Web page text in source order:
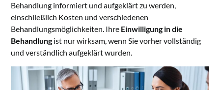
Behandlung informiert und aufgeklärt zu werden,
einschließlich Kosten und verschiedenen
Behandlungsmöglichkeiten. Ihre Einwilligung in die
Behandlung ist nur wirksam, wenn Sie vorher vollständig
und verständlich aufgeklärt wurden.